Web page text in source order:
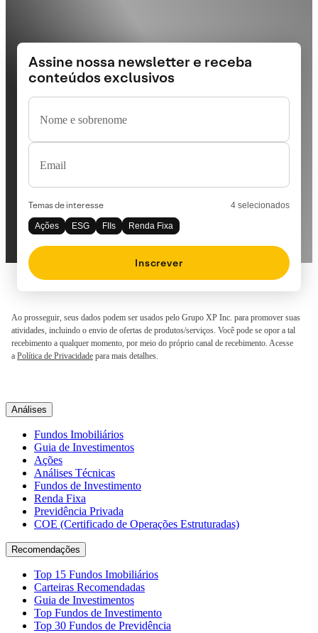
Assine nossa newsletter e receba
conteúdos exclusivos
Nome e sobrenome
Email
Temas de interesse 4 selecionados
Ações ESG FIIs Renda Fixa
Inscrever
Ao prosseguir, seus dados podem ser usados pelo Grupo XP Inc. para promover suas
atividades, incluindo o envio de ofertas de produtos/serviços. Você pode se opor a tal
recebimento a qualquer momento, por meio do próprio canal de recebimento. Acesse
a Política de Privacidade para mais detalhes.
Análises
Fundos Imobiliários
Guia de Investimentos
Ações
Análises Técnicas
Fundos de Investimento
Renda Fixa
Previdência Privada
COE (Certificado de Operações Estruturadas)
Recomendações
Top 15 Fundos Imobiliários
Carteiras Recomendadas
Guia de Investimentos
Top Fundos de Investimento
Top 30 Fundos de Previdência